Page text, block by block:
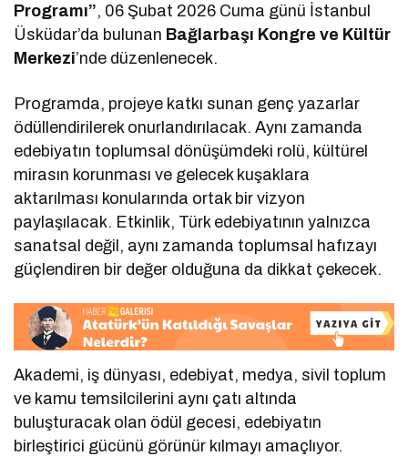
Programı”, 06 Şubat 2026 Cuma günü İstanbul
Üsküdar’da bulunan Bağlarbaşı Kongre ve Kültür
Merkezi’nde düzenlenecek.
Programda, projeye katkı sunan genç yazarlar
ödüllendirilerek onurlandırılacak. Aynı zamanda
edebiyatın toplumsal dönüşümdeki rolü, kültürel
mirasın korunması ve gelecek kuşaklara
aktarılması konularında ortak bir vizyon
paylaşılacak. Etkinlik, Türk edebiyatının yalnızca
sanatsal değil, aynı zamanda toplumsal hafızayı
güçlendiren bir değer olduğuna da dikkat çekecek.
Akademi, iş dünyası, edebiyat, medya, sivil toplum
ve kamu temsilcilerini aynı çatı altında
buluşturacak olan ödül gecesi, edebiyatın
birleştirici gücünü görünür kılmayı amaçlıyor.